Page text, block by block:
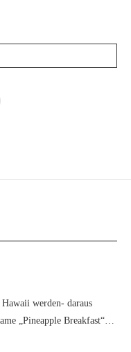
werden- daraus
„Pineapple Breakfast“…